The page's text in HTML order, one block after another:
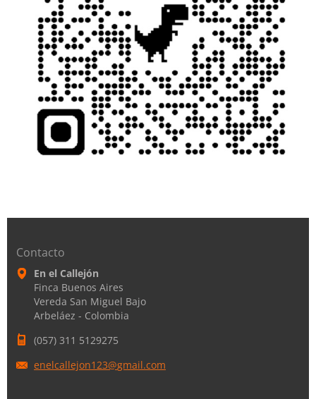
Contacto
En el Callejón
Finca Buenos Aires
Vereda San Miguel Bajo
Arbeláez - Colombia
(057) 311 5129275
enelcallejon123@gmail.com